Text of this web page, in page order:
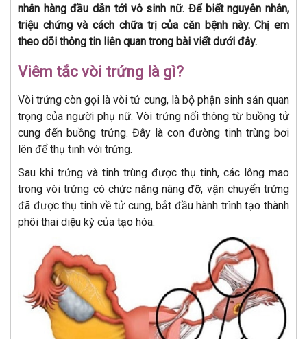
nhân hàng đầu dẫn tới vô sinh nữ. Để biết nguyên nhân,
triệu chứng và cách chữa trị của căn bệnh này. Chị em
theo dõi thông tin liên quan trong bài viết dưới đây.
Viêm tắc vòi trứng là gì?
Vòi trứng còn gọi là vòi tử cung, là bộ phận sinh sản quan
trọng của người phụ nữ. Vòi trứng nối thông từ buồng tử
cung đến buồng trứng. Đây là con đường tinh trùng bơi
lên để thụ tinh với trứng.
Sau khi trứng và tinh trùng được thụ tinh, các lông mao
trong vòi trứng có chức năng nâng đỡ, vận chuyển trứng
đã được thụ tinh về tử cung, bắt đầu hành trình tạo thành
phôi thai diệu kỳ của tạo hóa.